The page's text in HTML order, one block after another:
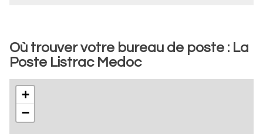
Où trouver votre bureau de poste : La
Poste Listrac Medoc
+
−